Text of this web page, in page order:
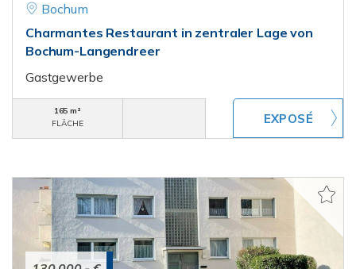
Bochum
Charmantes Restaurant in zentraler Lage von
Bochum-Langendreer
Gastgewerbe
165 m²
FLÄCHE